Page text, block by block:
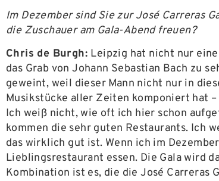
Im Dezember sind Sie zur José Carreras
die Zuschauer am Gala-Abend freuen?
Chris de Burgh: Leipzig hat nicht nur
das Grab von Johann Sebastian Bach zu
geweint, weil dieser Mann nicht nur in
Musikstücke aller Zeiten komponiert hat
Ich weiß nicht, wie oft ich hier schon
kommen die sehr guten Restaurants. Ich
das wirklich gut ist. Wenn ich im
Lieblingsrestaurant essen. Die Gala wird
Kombination ist es, die die José Carreras